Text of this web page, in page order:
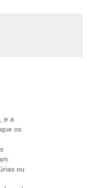
e a
os
ou